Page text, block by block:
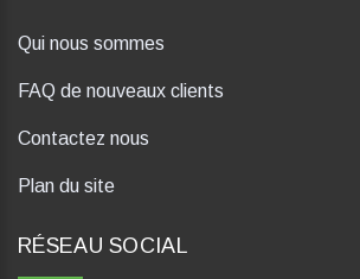
Qui nous sommes
FAQ de nouveaux clients
Contactez nous
Plan du site
RÉSEAU SOCIAL